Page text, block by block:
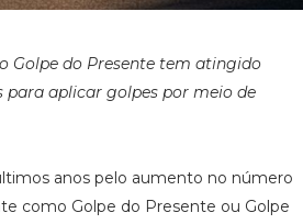
Golpe do Presente tem atingido
aplicar golpes por meio de
anos pelo aumento no número
como Golpe do Presente ou Golpe